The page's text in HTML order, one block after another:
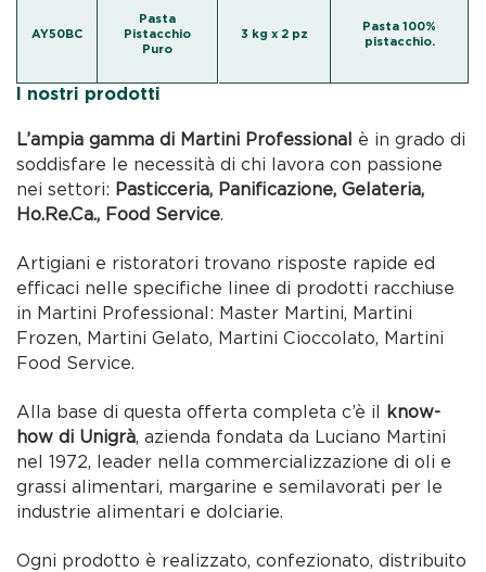
AY50BC
Pasta
Pistacchio
Puro
3 kg x 2 pz
Pasta 100%
pistacchio.
I nostri prodotti
L’ampia gamma di Martini Professional è in grado di
soddisfare le necessità di chi lavora con passione
nei settori: Pasticceria, Panificazione, Gelateria,
Ho.Re.Ca., Food Service.
Artigiani e ristoratori trovano risposte rapide ed
efficaci nelle specifiche linee di prodotti racchiuse
in Martini Professional: Master Martini, Martini
Frozen, Martini Gelato, Martini Cioccolato, Martini
Food Service.
Alla base di questa offerta completa c’è il know-
how di Unigrà, azienda fondata da Luciano Martini
nel 1972, leader nella commercializzazione di oli e
grassi alimentari, margarine e semilavorati per le
industrie alimentari e dolciarie.
Ogni prodotto è realizzato, confezionato, distribuito